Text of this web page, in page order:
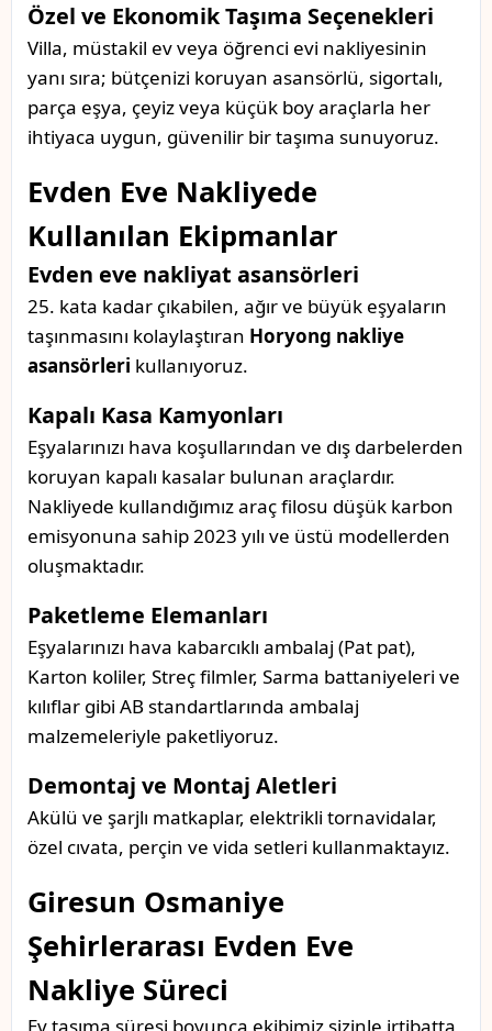
Özel ve Ekonomik Taşıma Seçenekleri
Villa, müstakil ev veya öğrenci evi nakliyesinin
yanı sıra; bütçenizi koruyan asansörlü, sigortalı,
parça eşya, çeyiz veya küçük boy araçlarla her
ihtiyaca uygun, güvenilir bir taşıma sunuyoruz.
Evden Eve Nakliyede
Kullanılan Ekipmanlar
Evden eve nakliyat asansörleri
25. kata kadar çıkabilen, ağır ve büyük eşyaların
taşınmasını kolaylaştıran Horyong nakliye
asansörleri kullanıyoruz.
Kapalı Kasa Kamyonları
Eşyalarınızı hava koşullarından ve dış darbelerden
koruyan kapalı kasalar bulunan araçlardır.
Nakliyede kullandığımız araç filosu düşük karbon
emisyonuna sahip 2023 yılı ve üstü modellerden
oluşmaktadır.
Paketleme Elemanları
Eşyalarınızı hava kabarcıklı ambalaj (Pat pat),
Karton koliler, Streç filmler, Sarma battaniyeleri ve
kılıflar gibi AB standartlarında ambalaj
malzemeleriyle paketliyoruz.
Demontaj ve Montaj Aletleri
Akülü ve şarjlı matkaplar, elektrikli tornavidalar,
özel cıvata, perçin ve vida setleri kullanmaktayız.
Giresun Osmaniye
Şehirlerarası Evden Eve
Nakliye Süreci